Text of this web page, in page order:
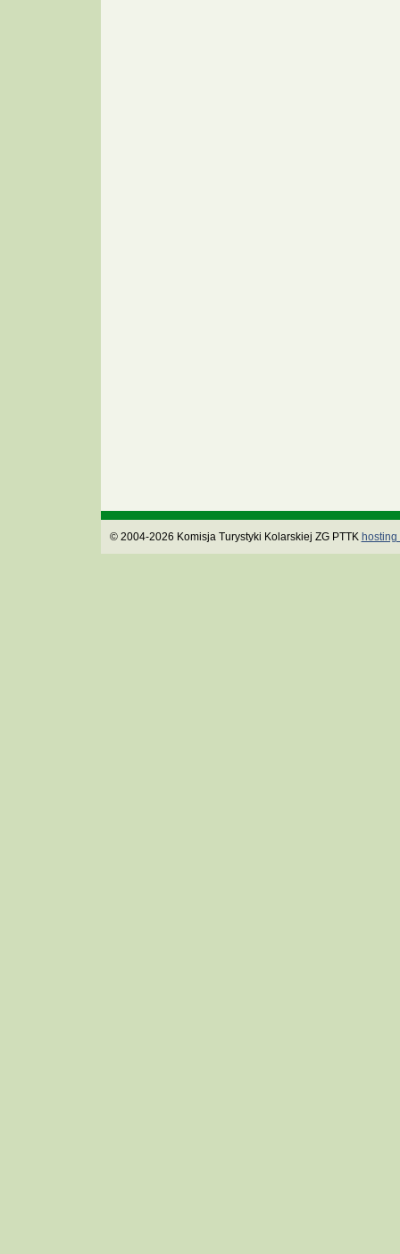
© 2004-2026 Komisja Turystyki Kolarskiej ZG PTTK hosting